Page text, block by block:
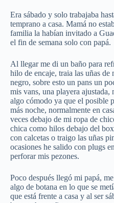
Era sábado y solo trabajaba
temprano a casa. Mamá no
familia la habían invitado a
el fin de semana solo con papá.
Al llegar me di un baño para
hilo de encaje, traia las uñas de
negro, sobre esto un pans un
mis vans, una playera ajustada,
algo cómodo ya que el posible
más noche, normalmente en
veces debajo de mi ropa de
chica como hilos debajo del
con calcetas o traigo las uñas
ocasiones he salido con plugs
perforar mis pezones.
Poco después llegó mi papá,
algo de botana en lo que se
que está frente a casa y al ser